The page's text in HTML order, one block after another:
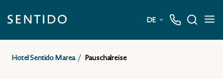
DE
Deutsch
Hotel Sentido Marea Pauschalreise